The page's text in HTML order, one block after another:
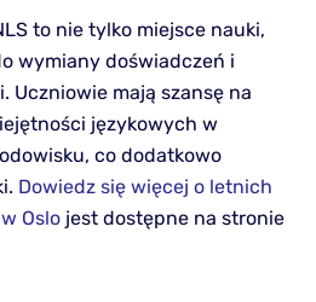
to nie tylko miejsce nauki,
wymiany doświadczeń i
Uczniowie mają szansę na
językowych w
co dodatkowo
Dowiedz się więcej o letnich
Oslojest dostępne na stronie